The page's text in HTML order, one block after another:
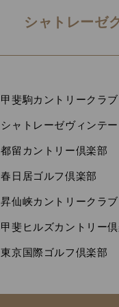
シャトレーゼ
甲斐駒カントリークラブ
シャトレーゼヴィンテ
都留カントリー倶楽部
春日居ゴルフ倶楽部
昇仙峡カントリークラブ
甲斐ヒルズカントリー
東京国際ゴルフ倶楽部